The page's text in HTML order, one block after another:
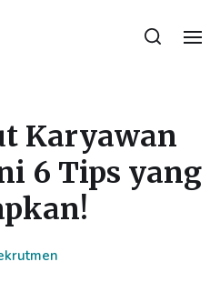
Karyawan
6 Tips yang